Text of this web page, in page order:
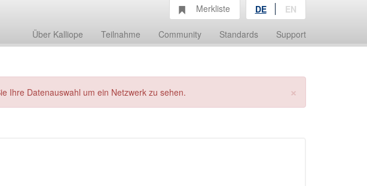
Über Kalliope Teilnahme Community Standards Support
Merkliste DE EN
×
Ihre Datenauswahl um ein Netzwerk zu sehen.